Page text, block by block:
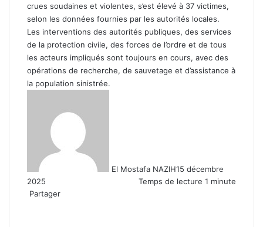
crues soudaines et violentes, s’est élevé à 37 victimes,
selon les données fournies par les autorités locales.
Les interventions des autorités publiques, des services
de la protection civile, des forces de l’ordre et de tous
les acteurs impliqués sont toujours en cours, avec des
opérations de recherche, de sauvetage et d’assistance à
la population sinistrée.
El Mostafa NAZIH15 décembre
2025
Temps de lecture 1 minute
Partager